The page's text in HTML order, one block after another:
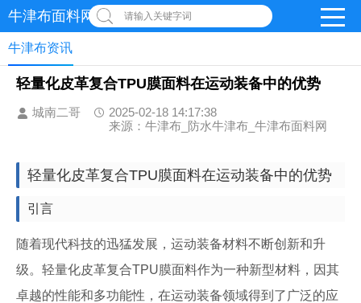
牛津布面料网 请输入关键字词
牛津布资讯
轻量化皮革复合TPU膜面料在运动装备中的优势
城南二哥
2025-02-18 14:17:38
来源：牛津布_防水牛津布_牛津布面料网
轻量化皮革复合TPU膜面料在运动装备中的优势
引言
随着现代科技的迅猛发展，运动装备材料不断创新和升
级。轻量化皮革复合TPU膜面料作为一种新型材料，因其
卓越的性能和多功能性，在运动装备领域得到了广泛的应